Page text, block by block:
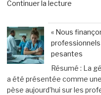
appels
liés
à
la
violence
un
cri
Continuer la lecturede
figée
?
Pourquoi
les
ados
« Nous
pesantes
Résumé : La
a été présentée comme
pèse aujourd’hui sur les